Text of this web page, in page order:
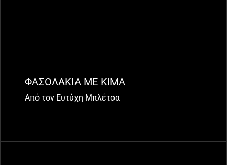
ΦΑΣΟΛΑΚΙΑ ΜΕ ΚΙΜΑ
Από τον Ευτύχη Μπλέτσα